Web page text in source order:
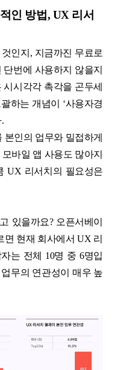
인 방법, UX 리서
인지, 지금까진 무료로
번에 사용하지 않을지
시각각 촉각을 곤두세
하는 개념이 ‘사용자경
인의 업무와 밀접하게
바일 앱 사용도 많아지
UX 리서치의 필요성은
있을까요? 오픈서베이
현재 회사에서 UX 리
는 전체 10명 중 6명입
무의 연관성이 매우 높